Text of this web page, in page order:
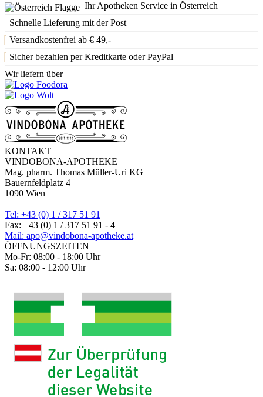
Ihr Apotheken Service in Österreich
Schnelle Lieferung mit der Post
Versandkostenfrei ab € 49,-
Sicher bezahlen per Kreditkarte oder PayPal
Wir liefern über
KONTAKT
VINDOBONA-APOTHEKE
Mag. pharm. Thomas Müller-Uri KG
Bauernfeldplatz 4
1090 Wien
Tel: +43 (0) 1 / 317 51 91
Fax: +43 (0) 1 / 317 51 91 - 4
Mail: apo@vindobona-apotheke.at
ÖFFNUNGSZEITEN
Mo-Fr: 08:00 - 18:00 Uhr
Sa: 08:00 - 12:00 Uhr